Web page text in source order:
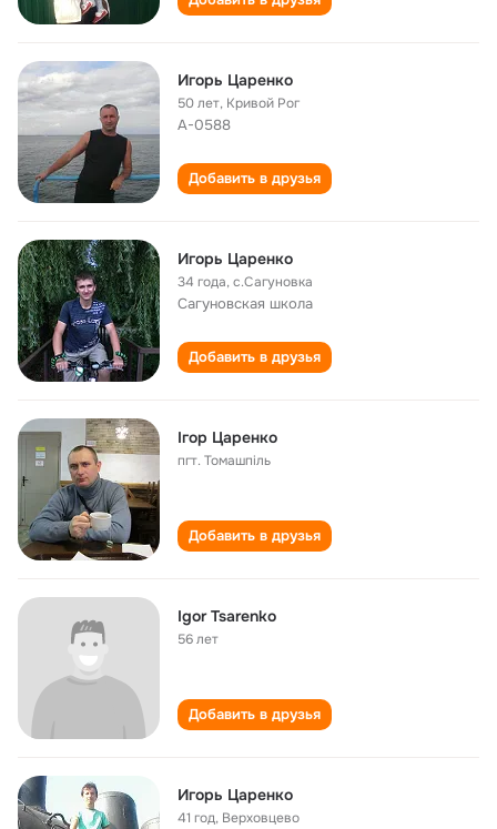
Игорь Царенко
50 лет, Кривой Рог
А-0588
Добавить в друзья
Игорь Царенко
34 года,с.Сагуновка
Сагуновская школа
Добавить в друзья
Ігор Царенко
пгт. Томашпіль
Добавить в друзья
Igor Tsarenko
56 лет
Добавить в друзья
Игорь Царенко
41 год, Верховцево